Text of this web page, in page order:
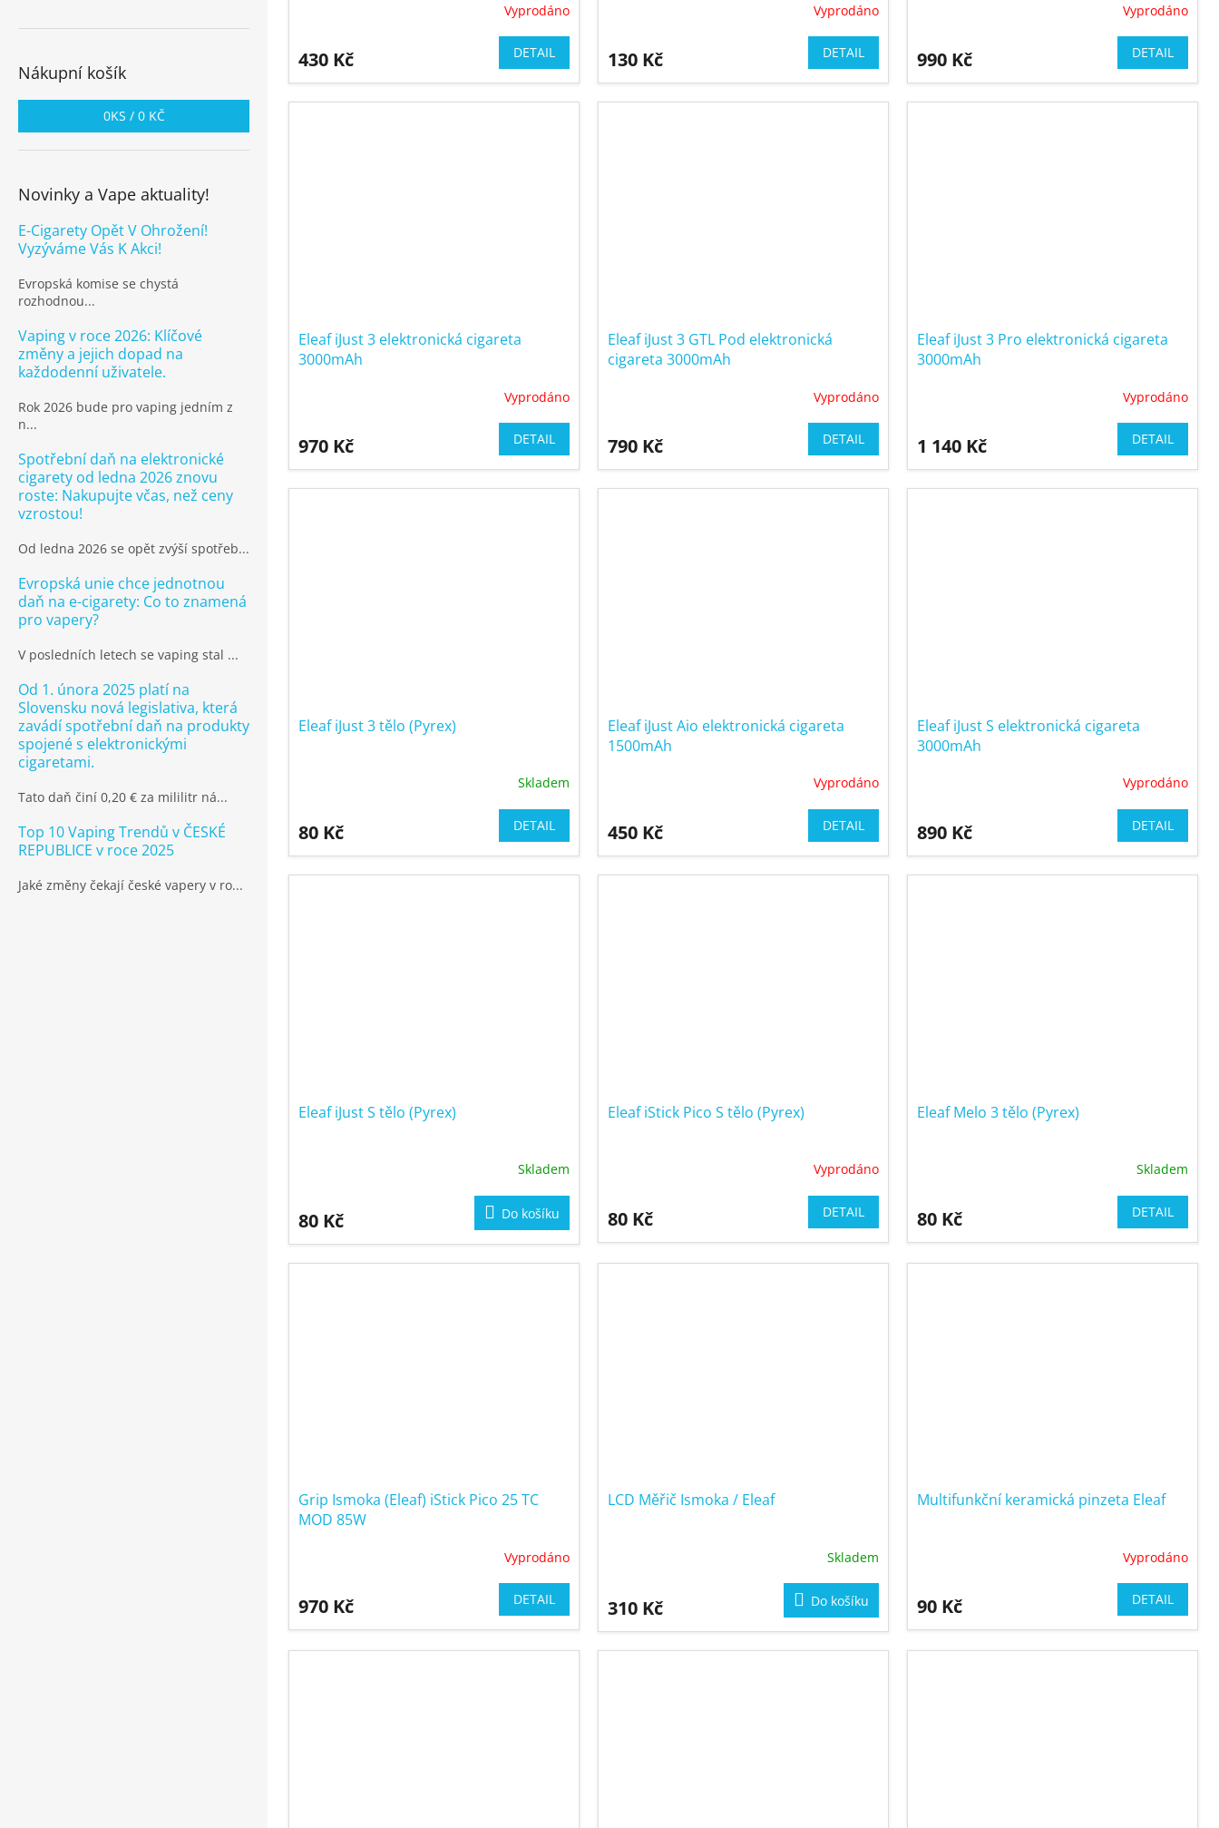
Nákupní košík
0KS / 0 KČ
Novinky a Vape aktuality!
E-Cigarety Opět V Ohrožení!
Vyzýváme Vás K Akci!
Evropská komise se chystá
rozhodnou...
Vaping v roce 2026: Klíčové
změny a jejich dopad na
každodenní uživatele.
Rok 2026 bude pro vaping jedním z
n...
Spotřební daň na elektronické
cigarety od ledna 2026 znovu
roste: Nakupujte včas, než ceny
vzrostou!
Od ledna 2026 se opět zvýší spotřeb...
Evropská unie chce jednotnou
daň na e-cigarety: Co to znamená
pro vapery?
V posledních letech se vaping stal ...
Od 1. února 2025 platí na
Slovensku nová legislativa, která
zavádí spotřební daň na produkty
spojené s elektronickými
cigaretami.
Tato daň činí 0,20 € za mililitr ná...
Top 10 Vaping Trendů v ČESKÉ
REPUBLICE v roce 2025
Jaké změny čekají české vapery v ro...
Vyprodáno
430 Kč DETAIL
Vyprodáno
130 Kč DETAIL
Vyprodáno
990 Kč DETAIL
Eleaf iJust 3 elektronická cigareta
3000mAh
Vyprodáno
970 Kč DETAIL
Eleaf iJust 3 GTL Pod elektronická
cigareta 3000mAh
Vyprodáno
790 Kč DETAIL
Eleaf iJust 3 Pro elektronická cigareta
3000mAh
Vyprodáno
1 140 Kč DETAIL
Eleaf iJust 3 tělo (Pyrex)
Skladem
80 Kč DETAIL
Eleaf iJust Aio elektronická cigareta
1500mAh
Vyprodáno
450 Kč DETAIL
Eleaf iJust S elektronická cigareta
3000mAh
Vyprodáno
890 Kč DETAIL
Eleaf iJust S tělo (Pyrex)
Skladem
80 Kč Do košíku
Eleaf iStick Pico S tělo (Pyrex)
Vyprodáno
80 Kč DETAIL
Eleaf Melo 3 tělo (Pyrex)
Skladem
80 Kč DETAIL
Grip Ismoka (Eleaf) iStick Pico 25 TC
MOD 85W
Vyprodáno
970 Kč DETAIL
LCD Měřič Ismoka / Eleaf
Skladem
310 Kč Do košíku
Multifunkční keramická pinzeta Eleaf
Vyprodáno
90 Kč DETAIL